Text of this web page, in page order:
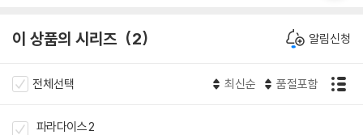
이 상품의 시리즈 2 알림신청
전체선택 최신순 품절포함
파라다이스 2